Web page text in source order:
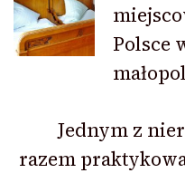
Polsce
Jednym z
razem